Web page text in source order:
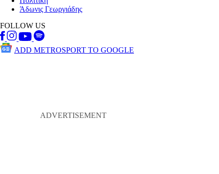
Άδωνις Γεωργιάδης
FOLLOW US
ADD METROSPORT TO GOOGLE